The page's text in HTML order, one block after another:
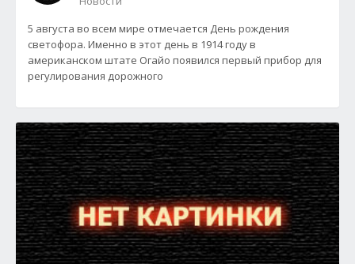
5 августа во всем мире отмечается День рождения
светофора. Именно в этот день в 1914 году в
американском штате Огайо появился первый прибор для
регулирования дорожного